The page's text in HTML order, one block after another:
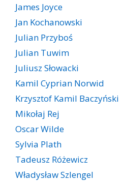
James Joyce
Jan Kochanowski
Julian Przyboś
Julian Tuwim
Juliusz Słowacki
Kamil Cyprian Norwid
Krzysztof Kamil Baczyński
Mikołaj Rej
Oscar Wilde
Sylvia Plath
Tadeusz Różewicz
Władysław Szlengel